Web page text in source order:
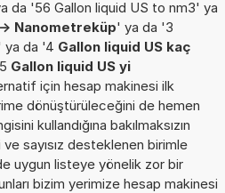
da '56 Gallon liquid US to nm3' ya
> Nanometreküp' ya da '3
ya da '4 Gallon liquid US kaç
Gallon liquid US yi
için hesap makinesi ilk
dönüştürüleceğini de hemen
kullandığına bakılmaksızın
sayısız desteklenen birimle
uygun listeye yönelik zor bir
bizim yerimize hesap makinesi